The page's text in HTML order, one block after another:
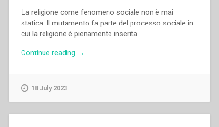
La religione come fenomeno sociale non è mai
statica. Il mutamento fa parte del processo sociale in
cui la religione è pienamente inserita.
Continue reading “Joze
→
18 July 2023